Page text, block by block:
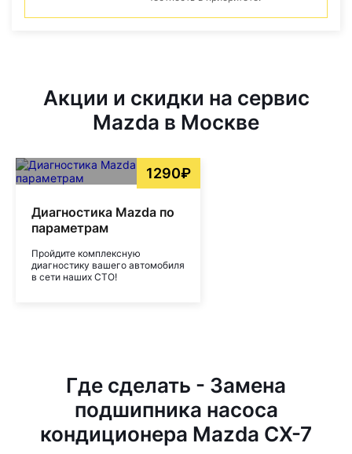
Акции и скидки на сервис
Mazda в Москве
1290₽
Диагностика Mazda по
параметрам
Пройдите комплексную
диагностику вашего автомобиля
в сети наших СТО!
Где сделать - Замена
подшипника насоса
кондиционера Mazda CX-7